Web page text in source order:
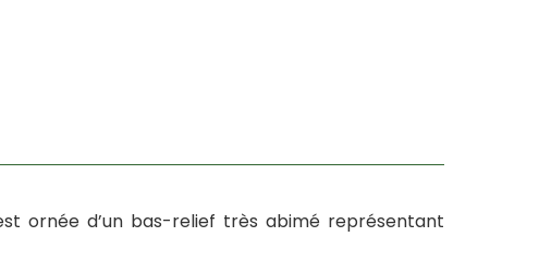
ornée d’un bas-relief très abimé représentant